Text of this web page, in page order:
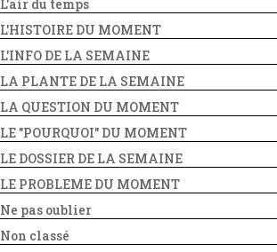
L'air du temps
L'HISTOIRE DU MOMENT
L'INFO DE LA SEMAINE
LA PLANTE DE LA SEMAINE
LA QUESTION DU MOMENT
LE "POURQUOI" DU MOMENT
LE DOSSIER DE LA SEMAINE
LE PROBLEME DU MOMENT
Ne pas oublier
Non classé